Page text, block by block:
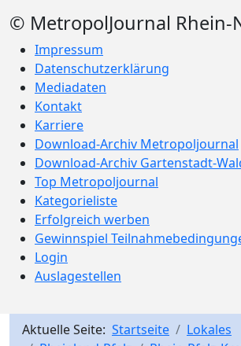
© MetropolJournal Rhein-
Impressum
Datenschutzerklärung
Mediadaten
Kontakt
Karriere
Download-Archiv Metropoljournal
Download-Archiv Gartenstadt-
Top Metropoljournal
Kategorieliste
Erfolgreich werben
Gewinnspiel
Login
Auslagestellen
Aktuelle Seite: Startseite
Lokales